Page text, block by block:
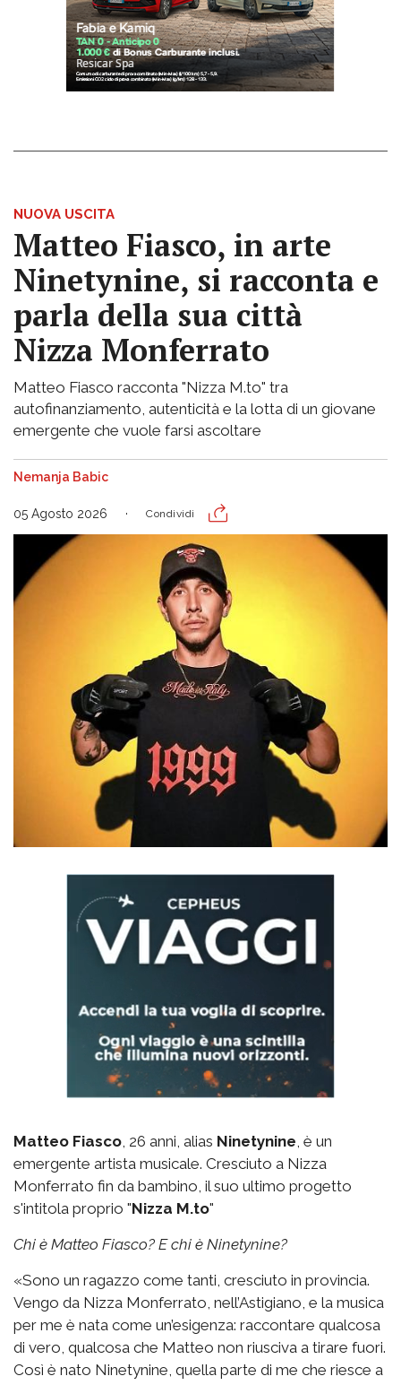
NUOVA USCITA
Matteo Fiasco, in arte
Ninetynine, si racconta e
parla della sua città
Nizza Monferrato
Matteo Fiasco racconta "Nizza M.to" tra
autofinanziamento, autenticità e la lotta di un giovane
emergente che vuole farsi ascoltare
Nemanja Babic
05 Agosto 2026 Condividi
Matteo Fiasco, 26 anni, alias Ninetynine, è un
emergente artista musicale. Cresciuto a Nizza
Monferrato fin da bambino, il suo ultimo progetto
s'intitola proprio "Nizza M.to"
Chi è Matteo Fiasco? E chi è Ninetynine?
«Sono un ragazzo come tanti, cresciuto in provincia.
Vengo da Nizza Monferrato, nell’Astigiano, e la musica
per me è nata come un’esigenza: raccontare qualcosa
di vero, qualcosa che Matteo non riusciva a tirare fuori.
Così è nato Ninetynine, quella parte di me che riesce a